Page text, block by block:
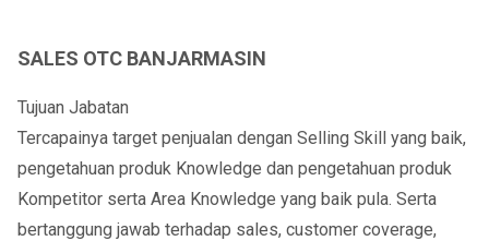
SALES OTC BANJARMASIN
Tujuan Jabatan
Tercapainya target penjualan dengan Selling Skill yang baik,
pengetahuan produk Knowledge dan pengetahuan produk
Kompetitor serta Area Knowledge yang baik pula. Serta
bertanggung jawab terhadap sales, customer coverage,